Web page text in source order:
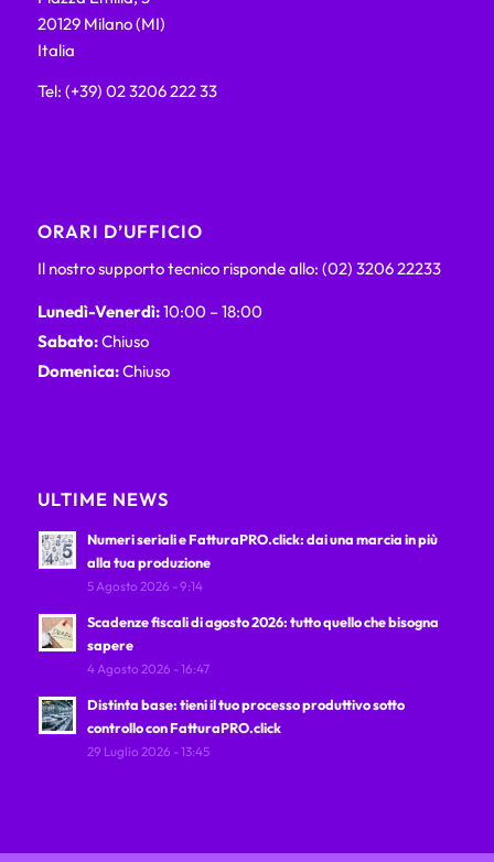
20129 Milano (MI)
Italia
Tel: (+39) 02 3206 222 33
ORARI D’UFFICIO
Il nostro supporto tecnico risponde allo: (02) 3206 22233
Lunedì-Venerdì:10:00 – 18:00
Sabato:Chiuso
Domenica:Chiuso
ULTIME NEWS
Numeri seriali e FatturaPRO.click: dai una marcia in più
alla tua produzione
5 Agosto 2026 - 9:14
Scadenze fiscali di agosto 2026: tutto quello che bisogna
sapere
4 Agosto 2026 - 16:47
Distinta base: tieni il tuo processo produttivo sotto
controllo con FatturaPRO.click
29 Luglio 2026 - 13:45